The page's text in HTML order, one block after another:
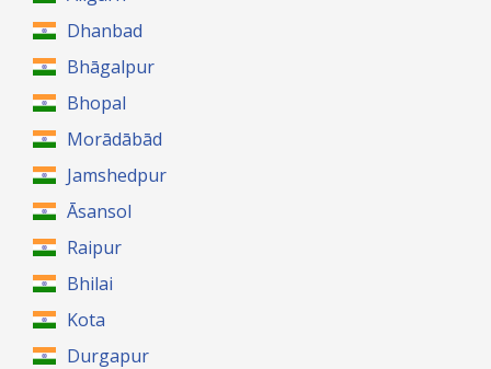
Dhanbad
Bhāgalpur
Bhopal
Morādābād
Jamshedpur
Āsansol
Raipur
Bhilai
Kota
Durgapur